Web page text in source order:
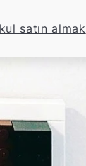
satın almak